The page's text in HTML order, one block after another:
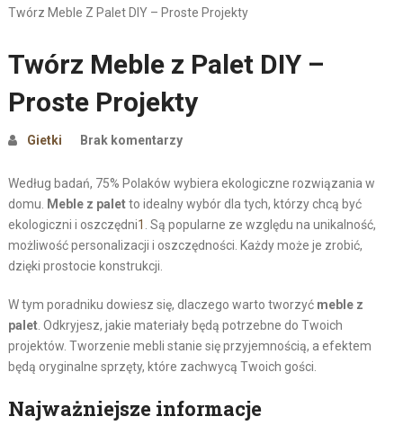
Twórz Meble Z Palet DIY – Proste Projekty
Twórz Meble z Palet DIY –
Proste Projekty
Gietki Brak komentarzy
Według badań, 75% Polaków wybiera ekologiczne rozwiązania w
domu.
Meble z paletto idealny wybór dla tych, którzy chcą być
ekologiczni i oszczędni1 . Są popularne ze względu na unikalność,
możliwość personalizacji i oszczędności. Każdy może je zrobić,
dzięki prostocie konstrukcji.
W tym poradniku dowiesz się, dlaczego warto tworzyć meble z
palet. Odkryjesz, jakie materiały będą potrzebne do Twoich
projektów. Tworzenie mebli stanie się przyjemnością, a efektem
będą oryginalne sprzęty, które zachwycą Twoich gości.
Najważniejsze informacje